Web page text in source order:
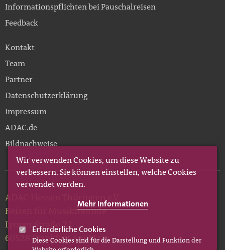
Informationspflichten bei Pauschalreisen
Feedback
Kontakt
Team
Partner
Datenschutzerklärung
Impressum
ADAC.de
Bildnachweise
ADAC Hessen Thüringen e.V.
Reisen für Musikfreunde
Lyoner Straße 22
60528 Frankfurt am Main
Wir verwenden Cookies, um diese Website zu
verbessern. Sie können einstellen, welche Cookies
verwendet werden.
Mehr Informationen
Erforderliche Cookies
Diese Cookies sind für die Darstellung und Funktion der